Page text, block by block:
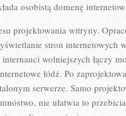
OSÓB
ZAKŁADA
STRONĘ
osobistą domenę
projektowania witryny.
stron internetowych
wolniejszych łączy
łódź. Po
serwerze. Samo
nie ułatwia to